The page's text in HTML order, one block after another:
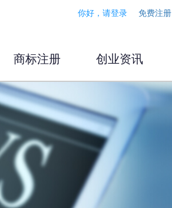
你好，请登录 免费注册
商标注册 创业资讯